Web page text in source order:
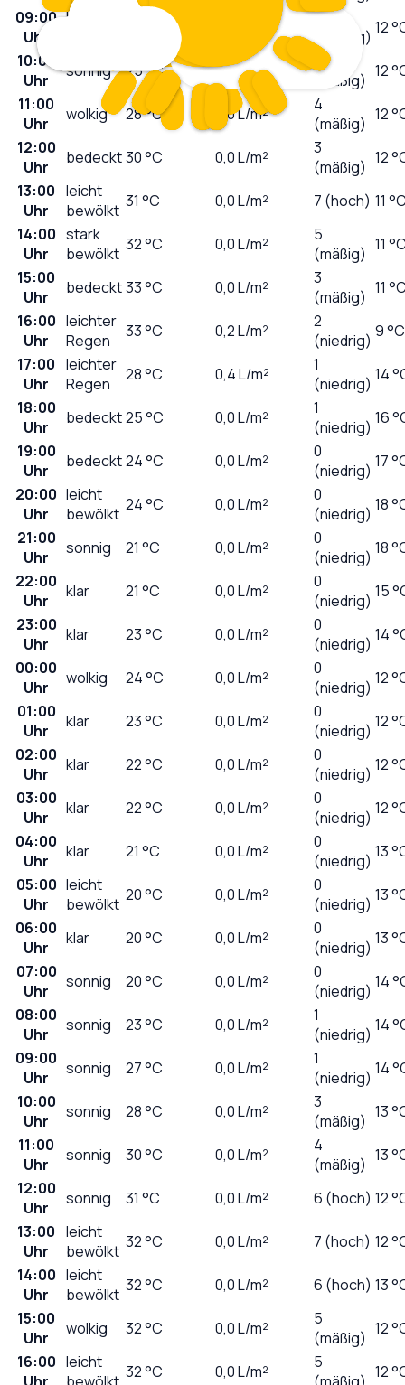
09:00
Uhr
leicht
1
(niedrig) 12
10:00
Uhr
sonnig 25°C 0,0L/m²
(mäßig) 12
11:00
Uhr
wolkig 28°C 0,0L/m²
4
(mäßig) 12
12:00
Uhr
bedeckt30°C 0,0L/m²
3
(mäßig) 12
13:00
Uhr
leicht
bewölkt 31 °C 0,0L/m² 7 (hoch) 11
14:00
Uhr
stark
bewölkt 32°C 0,0L/m²
5
(mäßig) 11
15:00
Uhr
bedeckt33°C 0,0L/m²
3
(mäßig) 11
16:00
Uhr
leichter
Regen
33°C 0,2L/m²
2
(niedrig) 9 °C
17:00
Uhr
leichter
Regen
28°C 0,4L/m²
1
(niedrig) 14
18:00
Uhr
bedeckt25°C 0,0L/m²
1
(niedrig) 16
19:00
Uhr
bedeckt24°C 0,0L/m²
0
(niedrig) 17
20:00
Uhr
leicht
bewölkt 24°C 0,0L/m²
0
(niedrig) 18
21:00
Uhr
sonnig 21 °C 0,0L/m²
0
(niedrig) 18
22:00
Uhr
klar 21 °C 0,0L/m²
0
(niedrig) 15
23:00
Uhr
klar 23°C 0,0L/m²
0
(niedrig) 14
00:00
Uhr
wolkig 24°C 0,0L/m²
0
(niedrig) 12
01:00
Uhr
klar 23°C 0,0L/m²
0
(niedrig) 12
02:00
Uhr
klar 22°C 0,0L/m²
0
(niedrig) 12
03:00
Uhr
klar 22°C 0,0L/m²
0
(niedrig) 12
04:00
Uhr
klar 21 °C 0,0L/m²
0
(niedrig) 13
05:00
Uhr
leicht
bewölkt 20°C 0,0L/m²
0
(niedrig) 13
06:00
Uhr
klar 20°C 0,0L/m²
0
(niedrig) 13
07:00
Uhr
sonnig 20°C 0,0L/m²
0
(niedrig) 14
08:00
Uhr
sonnig 23°C 0,0L/m²
1
(niedrig) 14
09:00
Uhr
sonnig 27°C 0,0L/m²
1
(niedrig) 14
10:00
Uhr
sonnig 28°C 0,0L/m²
3
(mäßig) 13
11:00
Uhr
sonnig 30°C 0,0L/m²
4
(mäßig) 13
12:00
Uhr
sonnig 31 °C 0,0L/m² 6 (hoch) 12
13:00
Uhr
leicht
bewölkt 32°C 0,0L/m² 7 (hoch) 12
14:00
Uhr
leicht
bewölkt 32°C 0,0L/m² 6 (hoch) 13
15:00
Uhr
wolkig 32°C 0,0L/m²
5
(mäßig) 12
16:00 leicht
32°C 0,0L/m²
5
12